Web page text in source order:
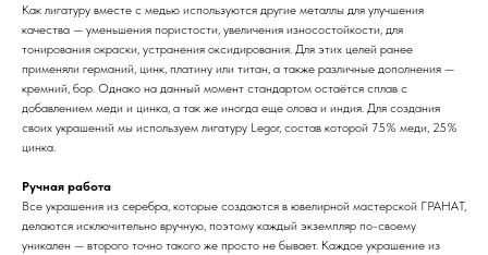
Как лигатуру вместе с медью используются другие металлы для улучшения
качества — уменьшения пористости, увеличения износостойкости, для
тонирования окраски, устранения оксидирования. Для этих целей ранее
применяли германий, цинк, платину или титан, а также различные дополнения —
кремний, бор. Однако на данный момент стандартом остаётся сплав с
добавлением меди и цинка, а так же иногда еще олова и индия. Для создания
своих украшений мы используем лигатуру Legor, состав которой 75% меди, 25%
цинка.
Ручная работа
Все украшения из серебра, которые создаются в ювелирной мастерской ГРАНАТ,
делаются исключительно вручную, поэтому каждый экземпляр по-своему
уникален — второго точно такого же просто не бывает. Каждое украшение из